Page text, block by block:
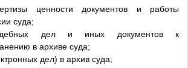
ценности документов и работы
суда;
дел и иных документов к
в архиве суда;
дел) в архив суда;